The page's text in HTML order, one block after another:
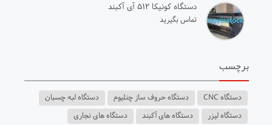
دستگاه کونیکا ۵۱۲ آی آکبند
تماس بگیرید
برچسب
دستگاه CNC دستگاه حروف ساز چنلیوم
دستگاه لبه چسبان
دستگاه لیزر
دستگاه های آکبند
دستگاه های نجاری